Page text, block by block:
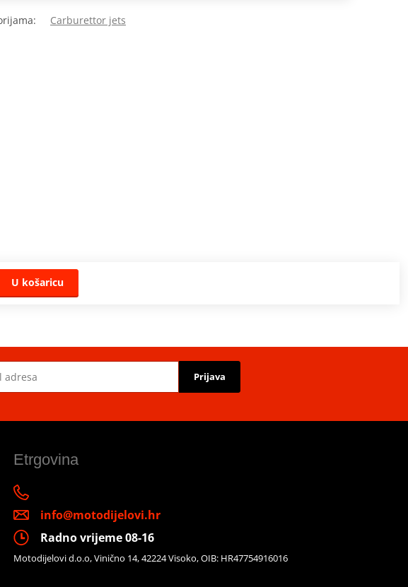
Carburettor jets
U košaricu
Prijava
Etrgovina
info@motodijelovi.hr
Radno vrijeme 08-16
Motodijelovi d.o.o, Vinično 14, 42224 Visoko, OIB: HR47754916016